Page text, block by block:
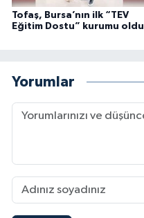
Tofaş, Bursa’nın ilk “TEV
Eğitim Dostu” kurumu oldu
Yorumlar